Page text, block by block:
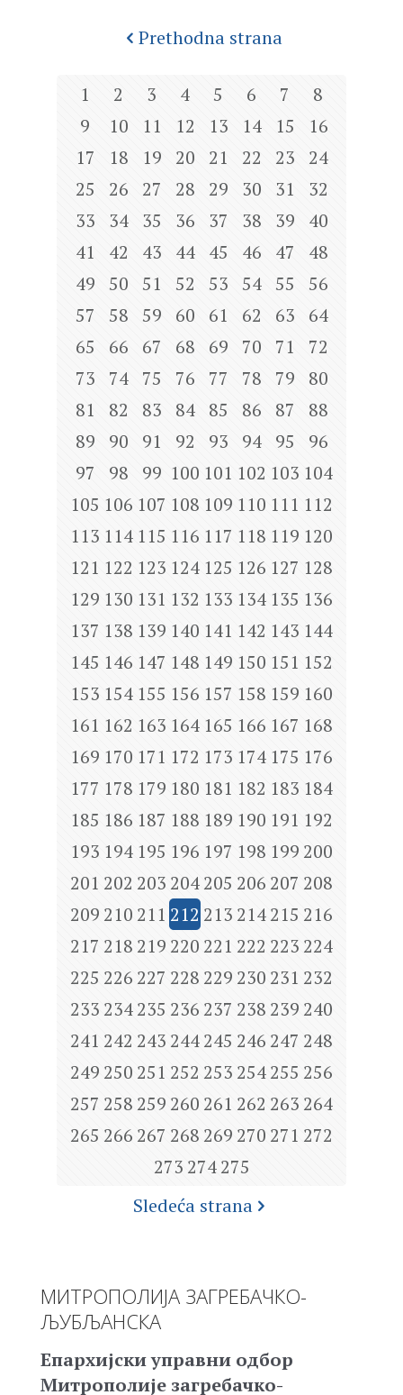
Prethodna strana
1 2 3 4 5 6 7
8
9
10 11 12 13 14 15
16
17
18 19 20 21 22 23
24
25
26 27 28 29 30 31
32
33
34 35 36 37 38 39
40
41
42 43 44 45 46 47
48
49
50 51 52 53 54 55
56
57
58 59 60 61 62 63
64
65
66 67 68 69 70 71
72
73
74 75 76 77 78 79
80
81
82 83 84 85 86 87
88
89
90 91 92 93 94 95
96
97
98 99 100 101 102 103 104
105 106 107 108 109 110 111 112
113 114 115 116 117 118 119 120
121 122 123 124 125 126 127 128
129 130 131 132 133 134 135 136
137 138 139 140 141 142 143 144
145 146 147 148 149 150 151 152
153 154 155 156 157 158 159 160
161 162 163 164 165 166 167 168
169 170 171 172 173 174 175 176
177 178 179 180 181 182 183 184
185 186 187 188 189 190 191 192
193 194 195 196 197 198 199 200
201 202 203 204205 206 207 208
209 210 211 212 213 214215 216
217 218 219 220 221 222 223 224
225 226 227 228 229 230 231 232
233 234235 236 237 238 239 240
241 242 243 244245 246 247 248
249 250 251 252 253 254255 256
257 258 259 260 261 262 263 264
265 266 267 268 269 270 271 272
273 274 275
Sledeća strana
МИТРОПОЛИЈА ЗАГРЕБАЧКО-
ЉУБЉАНСКА
Епархијски управни одбор
Митрополије загребачко-